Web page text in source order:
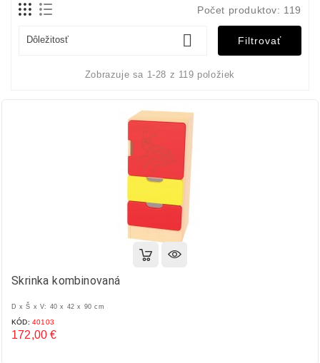
Počet produktov: 119
Dôležitosť  Filtrovať
Zobrazuje sa 1-28 z 119 položiek
Skrinka kombinovaná
D x Š x V: 40 x 42 x 90 cm
KÓD: 40103
172,00 €